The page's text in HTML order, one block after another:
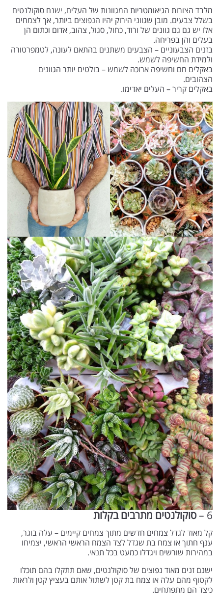
מלבד הצורות הגיאומטריות המגוונות של העלים, ישנם סוקולנטים
בשלל צבעים. מובן שגווני הירוק יהיו הנפוצים ביותר, אך לצמחים
אלו יש גם גם גוונים של ורוד, כחול, סגול, צהוב, אדום וכתום הן
בעלים והן בפריחה.
בזנים הצבעוניים – הצבעים משתנים בהתאם לעונה, לטמפרטורה
ולמידת החשיפה לשמש.
באקלים חם וחשיפה ארוכה לשמש – בולטים יותר הגוונים
הצהובים.
באקלים קריר – העלים יאדימו.
6 – סוקולנטים מתרבים בקלות
קל מאוד לגדל צמחים חדשים מתוך צמחים קיימים – עלה בוגר,
ענף חתוך או צמח בת שגדל לצד הצמח הראשי הראשי, יצמיחו
במהירות שורשים ויגדלו כמעט בכל תנאי.
ישנם זנים מאוד נפוצים של סוקולנטים, שאם תתקלו בהם תוכלו
לקטוף מהם עלה או צמח בת קטן לשתול אותם בעציץ קטן ולראות
כיצד הם מתפתחים.